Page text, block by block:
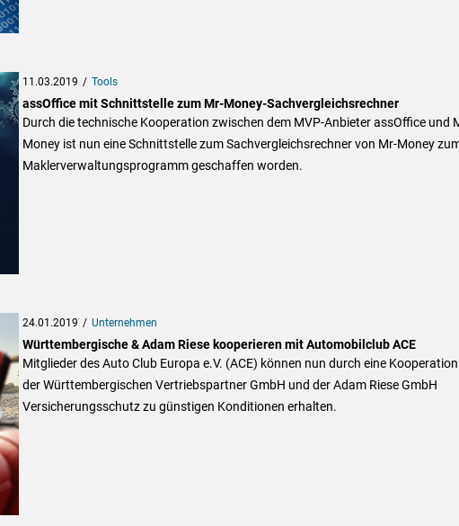
11.03.2019 Tools
assOffice mit Schnittstelle zum Mr-Money-Sachvergleichsrechner
Durch die technische Kooperation zwischen dem MVP-Anbieter assOffice und
Money ist nun eine Schnittstelle zum Sachvergleichsrechner von Mr-Money
Maklerverwaltungsprogramm geschaffen worden.
24.01.2019 Unternehmen
Württembergische & Adam Riese kooperieren mit Automobilclub ACE
Mitglieder des Auto Club Europa e.V. (ACE) können nun durch eine
der Württembergischen Vertriebspartner GmbH und der Adam Riese GmbH
Versicherungsschutz zu günstigen Konditionen erhalten.